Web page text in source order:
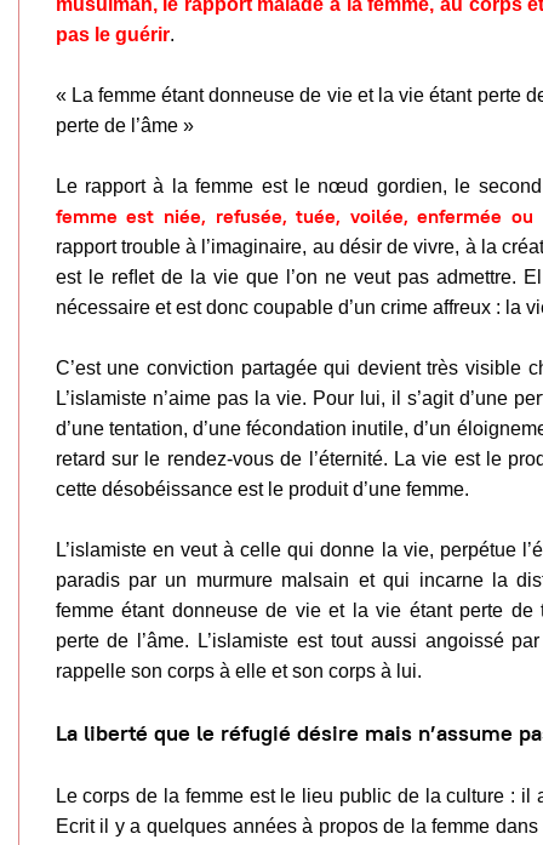
musulman, le rapport malade à la femme, au corps
pas le guérir.
« La femme étant donneuse de vie et la vie étant perte
perte de l’âme »
Le rapport à la femme est le nœud gordien, le
femme est niée, refusée, tuée, voilée, enfermée ou
rapport trouble à l’imaginaire, au désir de vivre, à la
est le reﬂet de la vie que l’on ne veut pas admettre.
nécessaire et est donc coupable d’un crime affreux : la
C’est une conviction partagée qui devient très visible
L’islamiste n’aime pas la vie. Pour lui, il s’agit d’une
d’une tentation, d’une fécondation inutile, d’un
retard sur le rendez-vous de l’éternité. La vie est le
cette désobéissance est le produit d’une femme.
L’islamiste en veut à celle qui donne la vie, perpétue
paradis par un murmure malsain et qui incarne la
femme étant donneuse de vie et la vie étant perte de
perte de l’âme. L’islamiste est tout aussi angoissé
rappelle son corps à elle et son corps à lui.
La liberté que le réfugié désire mais n’assume
Le corps de la femme est le lieu public de la culture : il
Ecrit il y a quelques années à propos de la femme